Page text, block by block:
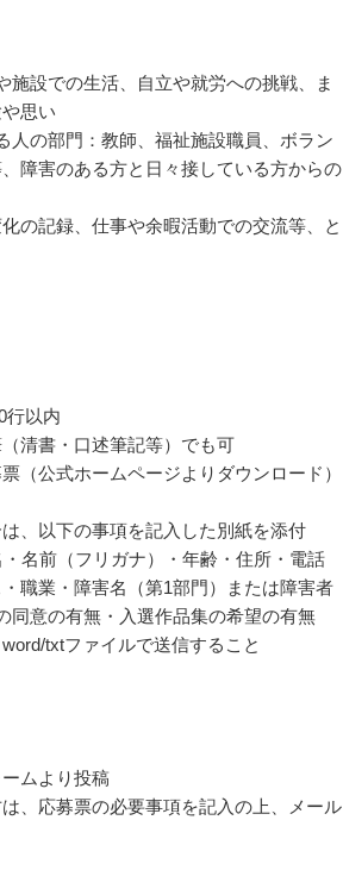
施設での生活、自立や就労への挑戦、ま
思い
人の部門：教師、福祉施設職員、ボラン
障害のある方と日々接している方からの
の記録、仕事や余暇活動での交流等、と
行以内
清書・口述筆記等）でも可
（公式ホームページよりダウンロード）
、以下の事項を記入した別紙を添付
名前（フリガナ）・年齢・住所・電話
職業・障害名（第1部門）または障害者
同意の有無・入選作品集の希望の有無
txtファイルで送信すること
ムより投稿
、応募票の必要事項を記入の上、メール